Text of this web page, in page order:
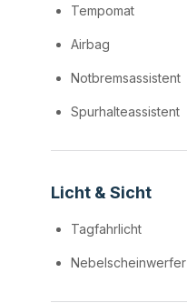
Tempomat
Airbag
Notbremsassistent
Spurhalteassistent
Licht & Sicht
Tagfahrlicht
Nebelscheinwerfer